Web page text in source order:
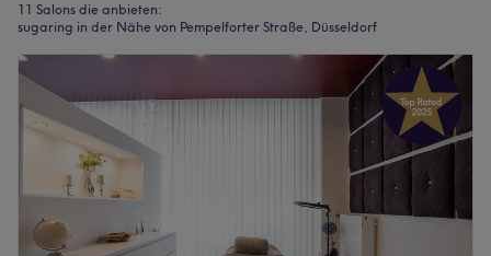
11 Salons die anbieten:
sugaring in der Nähe von Pempelforter Straße, Düsseldorf